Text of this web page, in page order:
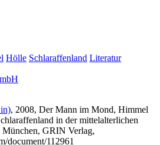
Hölle Schlaraffenland Literatur
, 2008, Der Mann im Mond, Himmel
in der mittelalterlichen
München, GRIN Verlag,
document/112961